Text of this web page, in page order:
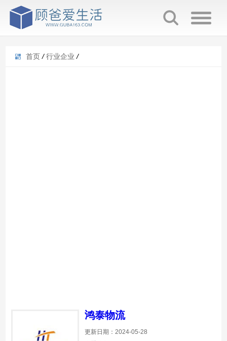
首页 / 行业企业 /
鸿泰物流
更新日期：2024-05-28